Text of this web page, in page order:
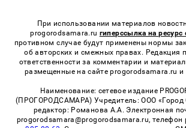
При использовании материалов
progorodsamara.ru гиперссылка на ресурс
противном случае будут применены нормы
об авторских и смежных правах. Редакция
ответственности за комментарии и
размещенные на сайте progorodsamara.ru и
Наименование: сетевое издание
(ПРОГОРОДСАМАРА) Учредитель: ООО «Город
редактор: Романова А.А. Электронная
progorodsamara@progorodsamara.ru, телефон